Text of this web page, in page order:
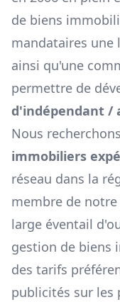
de biens
mandataires
ainsi qu'une
permettre de
d'indépendant /
Nous
immobiliers
réseau dans la
membre de notre
large éventail
gestion de biens
des tarifs
publicités sur les